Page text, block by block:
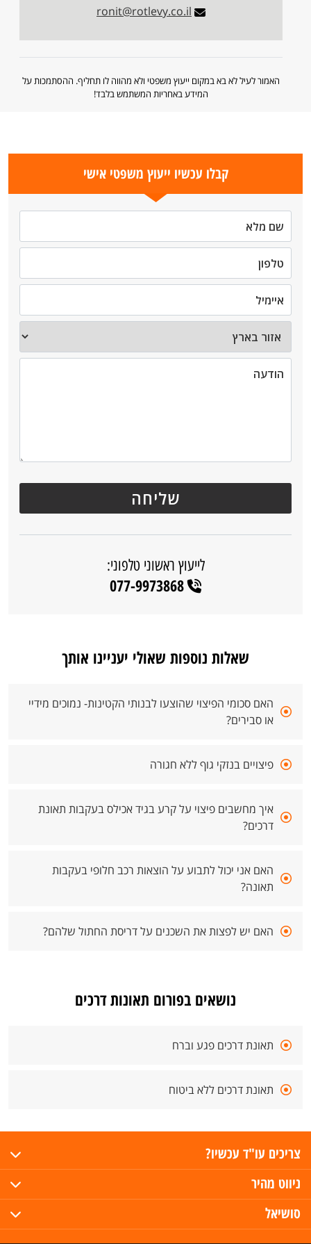
ronit@rotlevy.co.il
האמור לעיל לא בא במקום ייעוץ משפטי ולא מהווה לו תחליף. ההסתמכות על
המידע באחריות המשתמש בלבד!
קבלו עכשיו ייעוץ משפטי אישי
לייעוץ ראשוני טלפוני:
077-9973868
שאלות נוספות שאולי יעניינו אותך
האם סכומי הפיצוי שהוצעו לבנותי הקטינות- נמוכים מידיי
או סבירים?
פיצויים בנזקי גוף ללא חגורה
איך מחשבים פיצוי על קרע בגיד אכילס בעקבות תאונת
דרכים?
האם אני יכול לתבוע על הוצאות רכב חלופי בעקבות
תאונה?
האם יש לפצות את השכנים על דריסת החתול שלהם?
נושאים בפורום תאונות דרכים
תאונת דרכים פגע וברח
תאונת דרכים ללא ביטוח
צריכים עו"ד עכשיו?
ניווט מהיר
סושיאל